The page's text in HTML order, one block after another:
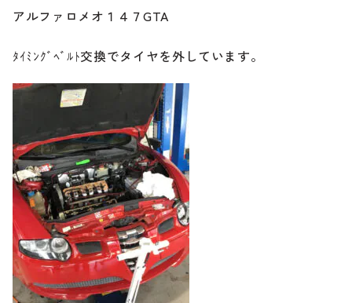
お客様の声
ケータハム岐阜
プライバシーポリシー
お問い合わせフォームはこちら
車検・整備・修理のご依頼
買取査定のご依頼
その他のお問い合わせ
中古車探しのご依頼・レンタカーのご相談
電話・メールなどのご連絡方法意外にも、オンラインで
アルファロメオ１４７GTA
ﾀｲﾐﾝｸﾞﾍﾞﾙﾄ交換でタイヤを外しています。